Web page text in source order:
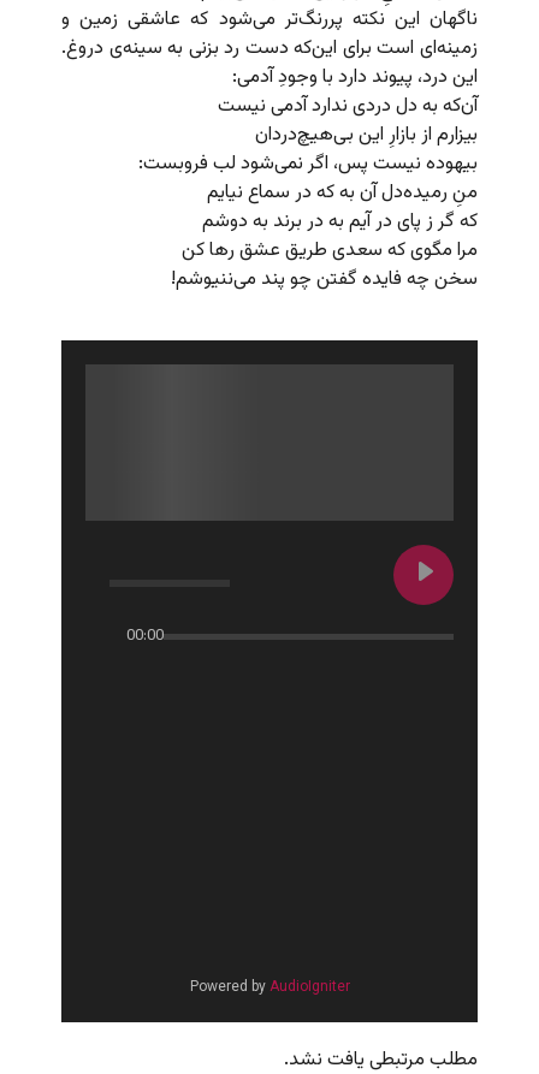
ناگهان این نکته پررنگ‌تر می‌شود که عاشقی زمین و
زمینه‌ای است برای این‌که دست رد بزنی به سینه‌ی دروغ.
این درد، پیوند دارد با وجودِ آدمی:
آن‌که به دل دردی ندارد آدمی نیست
بیزارم از بازارِ این بی‌هیچ‌دردان
بیهوده نیست پس، اگر نمی‌شود لب فروبست:
منِ رمیده‌دل آن به که در سماع نیایم
که گر ز پای در آیم به در برند به دوشم
مرا مگوی که سعدی طریق عشق رها کن
سخن چه فایده گفتن چو پند می‌ننیوشم!
00:00
Powered byAudioIgniter
مطلب مرتبطی یافت نشد.